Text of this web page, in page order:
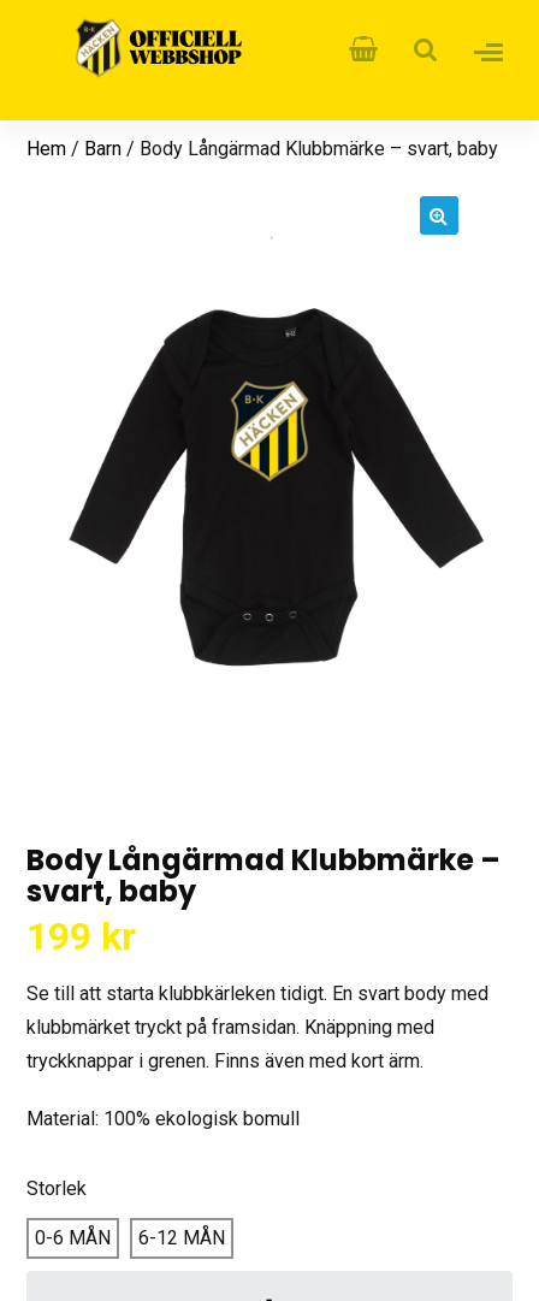
Hem / Barn / Body Långärmad Klubbmärke – svart, baby
Body Långärmad Klubbmärke –
svart, baby
199 kr
Se till att starta klubbkärleken tidigt. En svart body med
klubbmärket tryckt på framsidan. Knäppning med
tryckknappar i grenen. Finns även med kort ärm.
Material: 100% ekologisk bomull
Storlek
0-6 MÅN 6-12 MÅN